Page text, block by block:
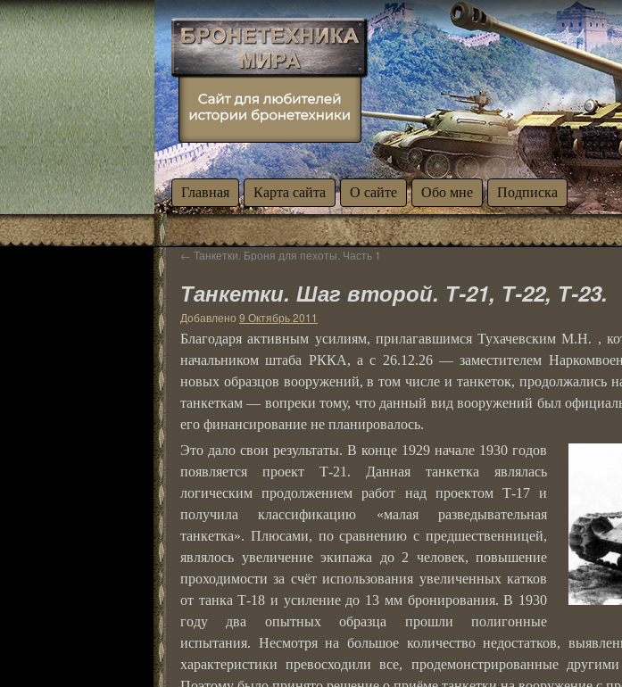
Главная Карта сайта О сайте Обо мне Подписка
← Танкетки. Броня для пехоты. Часть 1
Танкетки. Шаг второй. Т-21, Т-22, Т-23.
Добавлено 9 Октябрь 2011
Благодаря активным усилиям, прилагавшимся Тухачевским М.Н. ,
начальником штаба РККА, а с 26.12.26 — заместителем
новых образцов вооружений, в том числе и танкеток,
танкеткам — вопреки тому, что данный вид вооружений был
его финансирование не планировалось.
Это дало свои результаты. В конце 1929 начале 1930 годов
появляется проект Т-21. Данная танкетка являлась
логическим продолжением работ над проектом Т-17 и
получила классификацию «малая разведывательная
танкетка». Плюсами, по сравнению с предшественницей,
являлось увеличение экипажа до 2 человек, повышение
проходимости за счёт использования увеличенных катков
от танка Т-18 и усиление до 13 мм бронирования. В 1930
году два опытных образца прошли полигонные
испытания. Несмотря на большое количество недостатков,
характеристики превосходили все, продемонстрированные